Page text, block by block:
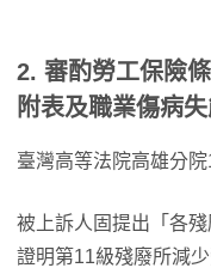
2. 審酌勞工保險
附表及職業傷病
臺灣高等法院高雄分
被上訴人固提出「各
證明第11級殘廢所減